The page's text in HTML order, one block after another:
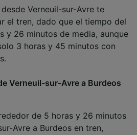
Verneuil-sur-Avre te
el tren, dado que el tiempo del
y 26 minutos de media, aunque
3 horas y 45 minutos con
Verneuil-sur-Avre a Burdeos
de 5 horas y 26 minutos
Avre a Burdeos en tren,